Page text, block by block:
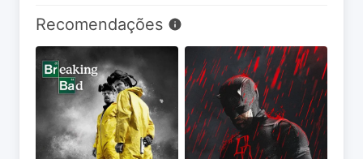
Recomendações